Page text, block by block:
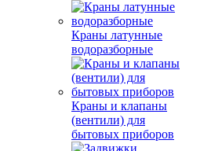
Краны латунные
водоразборные
Краны и клапаны
(вентили) для
бытовых приборов